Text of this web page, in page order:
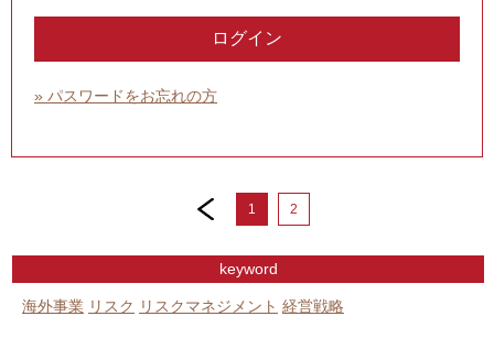
» パスワードをお忘れの方
prev
1 2
keyword
海外事業 リスク リスクマネジメント 経営戦略